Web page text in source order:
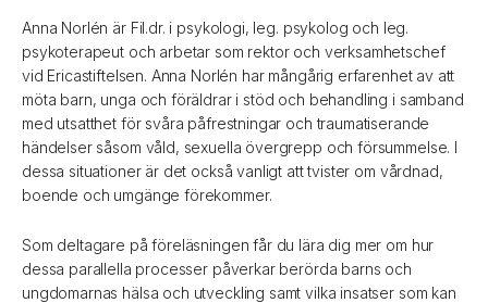
Anna Norlén är Fil.dr. i psykologi, leg. psykolog och leg.
psykoterapeut och arbetar som rektor och verksamhetschef
vid Ericastiftelsen. Anna Norlén har mångårig erfarenhet av att
möta barn, unga och föräldrar i stöd och behandling i samband
med utsatthet för svåra påfrestningar och traumatiserande
händelser såsom våld, sexuella övergrepp och försummelse. I
dessa situationer är det också vanligt att tvister om vårdnad,
boende och umgänge förekommer.
Som deltagare på föreläsningen får du lära dig mer om hur
dessa parallella processer påverkar berörda barns och
ungdomarnas hälsa och utveckling samt vilka insatser som kan